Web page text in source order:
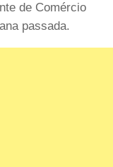
de Comércio
passada.